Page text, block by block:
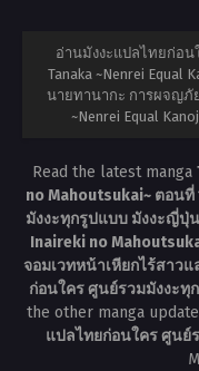
อ่านมังงะแปลไทยก่อ
Tanaka ~Nenrei Equal
นายทานากะ การผจญภั
~Nenrei Equal
Read the latest manga
no Mahoutsukai~ ตอนที่
มังงะทุกรูปแบบ มังงะญี่ปุ่น
Inaireki no
จอมเวทหน้าเหียกไร้สาวแ
ก่อนใคร ศูนย์รวมมังงะ
the other manga
แปลไทยก่อนใคร ศูนย์